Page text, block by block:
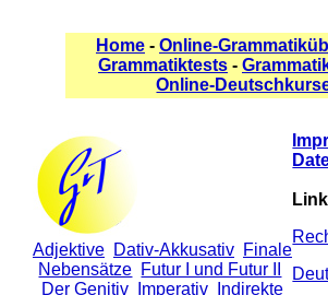
Home- Online-
Grammatiktests-
Online-
Adjektive Dativ-Akkusativ Finale
Nebensätze Futur I und Futur II
Der Genitiv
Imperativ
Indirekte